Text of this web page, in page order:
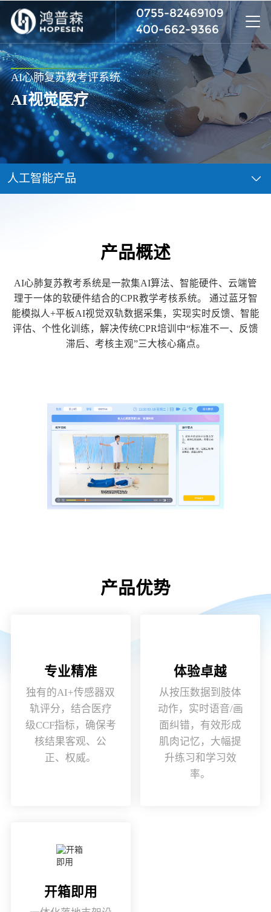
0755-82469109
400-662-9366
AI心肺复苏教考评系统
AI视觉医疗
向下滚动
人工智能产品
产品概述
AI心肺复苏教考系统是一款集AI算法、智能硬件、云端管
理于一体的软硬件结合的CPR教学考核系统。 通过蓝牙智
能模拟人+平板AI视觉双轨数据采集，实现实时反馈、智能
评估、个性化训练，解决传统CPR培训中“标准不一、反馈
滞后、考核主观”三大核心痛点。
产品优势
专业精准
独有的AI+传感器双
轨评分，结合医疗
级CCF指标，确保考
核结果客观、公
正、权威。
体验卓越
从按压数据到肢体
动作，实时语音/画
面纠错，有效形成
肌肉记忆，大幅提
升练习和学习效
率。
开箱即用